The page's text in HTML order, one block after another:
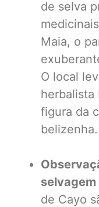
de selva
Maia, o
O local
herbalista
figura da
belizenha.
selvagem
de Cayo